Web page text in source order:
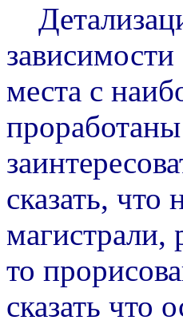
места с
сказать,
магистрали,
то
сказать что